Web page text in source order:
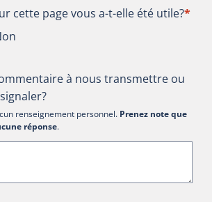
cette page vous a-t-elle été utile?
cette page vous a-t-elle été utile?*
à nous transmettre ou
renseignement personnel. Prenez note que
réponse.